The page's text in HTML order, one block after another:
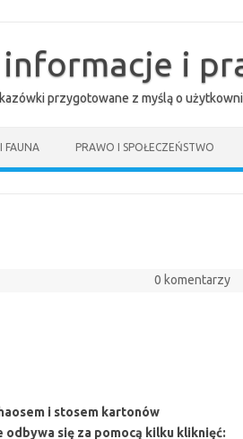
i
przygotowane z myślą o
FAUNA PRAWO I SPOŁECZEŃSTWO
0 komentarzy
i stosem kartonów
odbywa się za pomocą kilku kliknięć: